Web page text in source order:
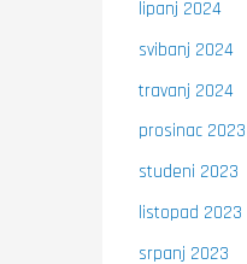
lipanj 2024
svibanj 2024
travanj 2024
prosinac 2023
studeni 2023
listopad 2023
srpanj 2023